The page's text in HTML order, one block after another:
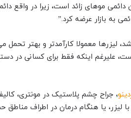
دائمی موهای زائد است، زیرا در واقع
به بازار عرضه کرد.”
لیزرها معمولا کارآمدتر و بهتر
علیرغم اینکه فقط برای کسانی
، جراح چشم پلاستیک در مونتری،
لیزر، یا هنگام درمان در اطراف مناطق